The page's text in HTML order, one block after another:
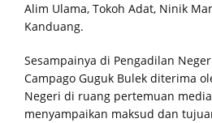
Alim Ulama, Tokoh Adat, Ninik
Kanduang.
Sesampainya di Pengadilan
Campago Guguk Bulek diterima
Negeri di ruang pertemuan
menyampaikan maksud dan